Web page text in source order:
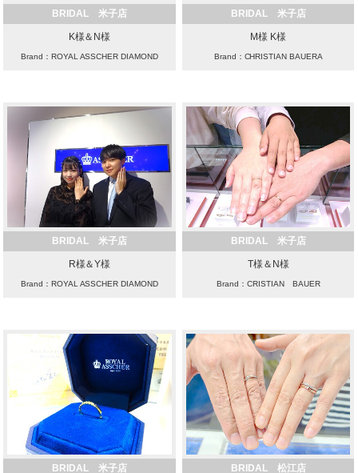
BRIDAL 米子店
K様＆N様
Brand：ROYAL ASSCHER DIAMOND
BRIDAL 米子店
M様 K様
Brand：CHRISTIAN BAUERA
BRIDAL 米子店
R様＆Y様
Brand：ROYAL ASSCHER DIAMOND
BRIDAL 米子店
T様＆N様
Brand：CRISTIAN BAUER
BRIDAL 米子店 BRIDAL 松江店